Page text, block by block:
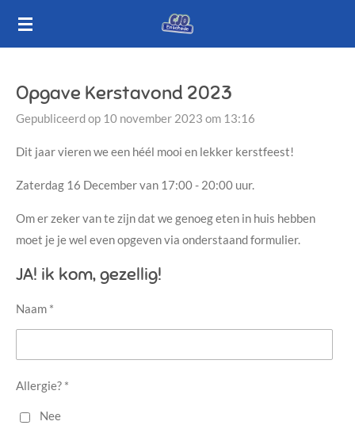
Ga
hoofdinhoud
Opgave Kerstavond 2023
Gepubliceerd op 10 november 2023 om 13:16
Dit jaar vieren we een héél mooi en lekker kerstfeest!
Zaterdag 16 December van 17:00 - 20:00 uur.
Om er zeker van te zijn dat we genoeg eten in huis hebben
moet je je wel even opgeven via onderstaand formulier.
JA! ik kom, gezellig!
Naam *
Allergie? *
Nee